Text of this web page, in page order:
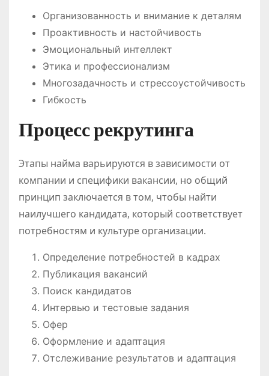
Организованность и внимание к деталям
Проактивность и настойчивость
Эмоциональный интеллект
Этика и профессионализм
Многозадачность и стрессоустойчивость
Гибкость
Процесс рекрутинга
Этапы найма варьируются в зависимости от
компании и специфики вакансии, но общий
принцип заключается в том, чтобы найти
наилучшего кандидата, который соответствует
потребностям и культуре организации.
Определение потребностей в кадрах
Публикация вакансий
Поиск кандидатов
Интервью и тестовые задания
Офер
Оформление и адаптация
Отслеживание результатов и адаптация